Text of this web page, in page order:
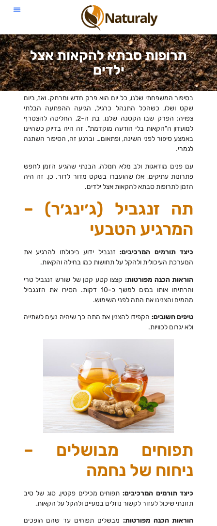
תרופות סבתא להקאות אצל
ילדים
בסיפור המשפחתי שלנו, כל יום הוא פרק חדש ומרתק. ואז, ביום
שקט ושלו, כשהכל התנהל כרגיל, הגיעה ההפתעה הבלתי
צפויה: הפרק שבו הקטנה שלנו, בת ה-2, החליטה להצטרף
למועדון ה"הקאות בלי הודעה מוקדמת". זה היה בדיוק כשהיינו
באמצע סיפור לפני השינה, ופתאום… וברגע זה, הסיפור השתנה
לגמרי.
עם פנים מודאגות ולב מלא חמלה, הבנתי שהגיע הזמן לחפש
פתרונות עתיקים, אלו שהועברו בשקט מדור לדור. כן, זה היה
הזמן לתרופות סבתא להקאות אצל ילדים.
תה זנגביל (ג׳ינג׳ר) –
המרגיע הטבעי
כיצד תורמים המרכיבים:זנגביל ידוע ביכולתו להרגיע את
המערכת העיכולית ולהקל על תחושות כמו בחילה והקאות.
הוראות הכנה מפורטות:קצצו קטע קטן של שורש זנגביל טרי
והרתיחו אותו במים למשך כ-10 דקות. הסירו את הזנגביל
מהמים והצנינו את התה לפני השימוש.
טיפים חשובים:הקפידו להצנין את התה כך שיהיה נעים לשתייה
ולא יגרום לכוויות.
תפוחים מבושלים –
ניחוח של נחמה
כיצד תורמים המרכיבים:תפוחים מכילים פקטין, סוג של סיב
תזונתי שיכול לעזור לקשור נוזלים במעיים ולהקל על הקאות.
הוראות הכנה מפורטות:מבשלים תפוחים עד שהם הופכים